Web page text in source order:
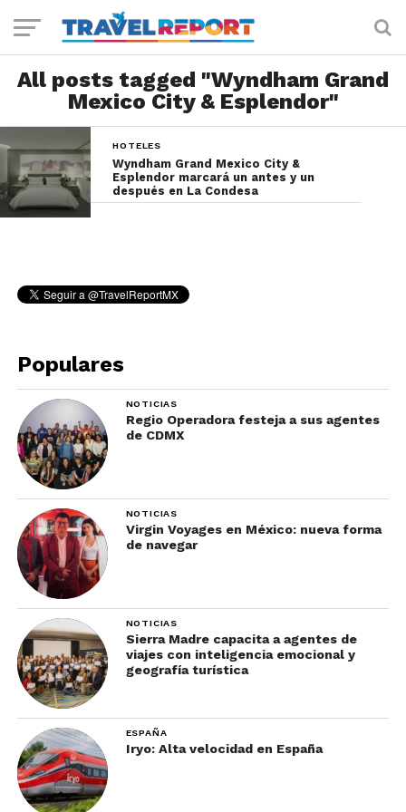
All posts tagged "Wyndham Grand
Mexico City & Esplendor"
HOTELES
Wyndham Grand Mexico City &
Esplendor marcará un antes y un
después en La Condesa
Populares
NOTICIAS
Regio Operadora festeja a sus agentes
de CDMX
NOTICIAS
Virgin Voyages en México: nueva forma
de navegar
NOTICIAS
Sierra Madre capacita a agentes de
viajes con inteligencia emocional y
geografía turística
ESPAÑA
Iryo: Alta velocidad en España